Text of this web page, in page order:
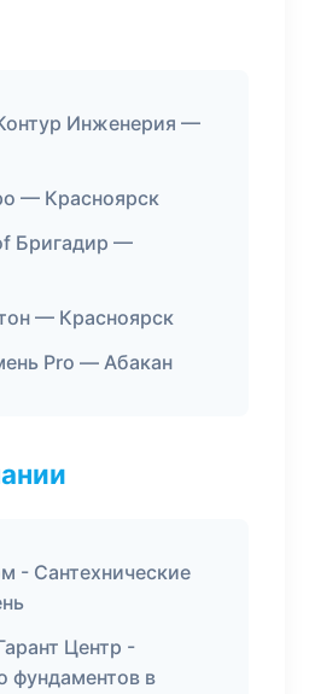
Инженерия —
— Красноярск
Бригадир —
— Красноярск
Pro — Абакан
- Сантехнические
Центр -
фундаментов в